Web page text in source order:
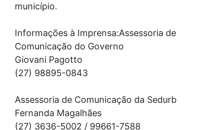
município.
Informações à Imprensa:Assessoria de
Comunicação do Governo
Giovani Pagotto
(27) 98895-0843
Assessoria de Comunicação da Sedurb
Fernanda Magalhães
(27) 3636-5002 / 99661-7588